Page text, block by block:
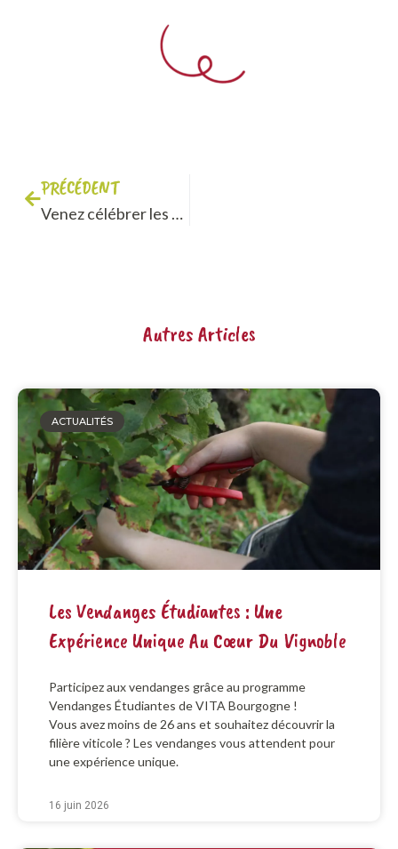
PRÉCÉDENT
Venez célébrer les 5 ans de VITA Bourgogne !
Autres Articles
ACTUALITÉS
Les Vendanges Étudiantes : Une
Expérience Unique Au Cœur Du Vignoble
Participez aux vendanges grâce au programme
Vendanges Étudiantes de VITA Bourgogne !
Vous avez moins de 26 ans et souhaitez découvrir la
filière viticole ? Les vendanges vous attendent pour
une expérience unique.
16 juin 2026